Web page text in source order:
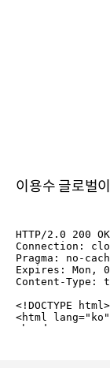
이용수 글로벌